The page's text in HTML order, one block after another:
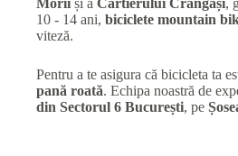
Morii și a Cartierului Crângași,
10 - 14 ani, biciclete mountain
viteză.
Pentru a te asigura că bicicleta ta
pană roată. Echipa noastră de
din Sectorul 6 București, pe